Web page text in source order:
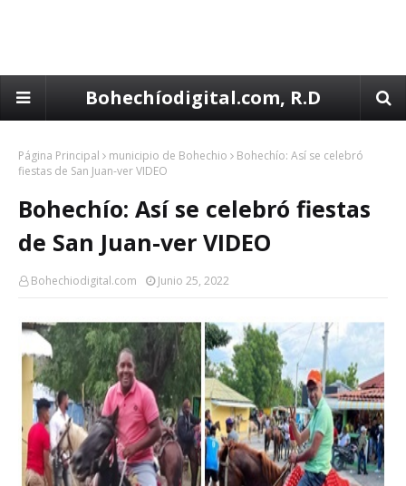
Bohechíodigital.com, R.D
Página Principal municipio de Bohechio
Bohechío: Así se celebró
fiestas de San Juan-ver VIDEO
Bohechío: Así se celebró fiestas
de San Juan-ver VIDEO
Bohechiodigital.com Junio 25, 2022